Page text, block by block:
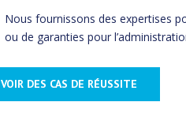
Nous fournissons des expertises
ou de garanties pour
VOIR DES CAS DE RÉUSSITE